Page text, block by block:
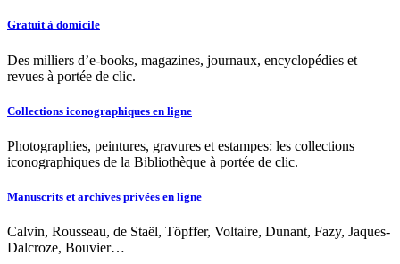
Gratuit à domicile
Des milliers d’e-books, magazines, journaux, encyclopédies et
revues à portée de clic.
Collections iconographiques en ligne
Photographies, peintures, gravures et estampes: les collections
iconographiques de la Bibliothèque à portée de clic.
Manuscrits et archives privées en ligne
Calvin, Rousseau, de Staël, Töpffer, Voltaire, Dunant, Fazy, Jaques-
Dalcroze, Bouvier…